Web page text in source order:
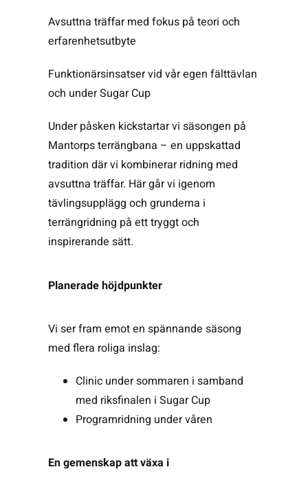
Avsuttna träffar med fokus på teori och
erfarenhetsutbyte
Funktionärsinsatser vid vår egen fälttävlan
och under Sugar Cup
Under påsken kickstartar vi säsongen på
Mantorps terrängbana – en uppskattad
tradition där vi kombinerar ridning med
avsuttna träffar. Här går vi igenom
tävlingsupplägg och grunderna i
terrängridning på ett tryggt och
inspirerande sätt.
Planerade höjdpunkter
Vi ser fram emot en spännande säsong
med flera roliga inslag:
Clinic under sommaren i samband
med riksfinalen i Sugar Cup
Programridning under våren
En gemenskap att växa i